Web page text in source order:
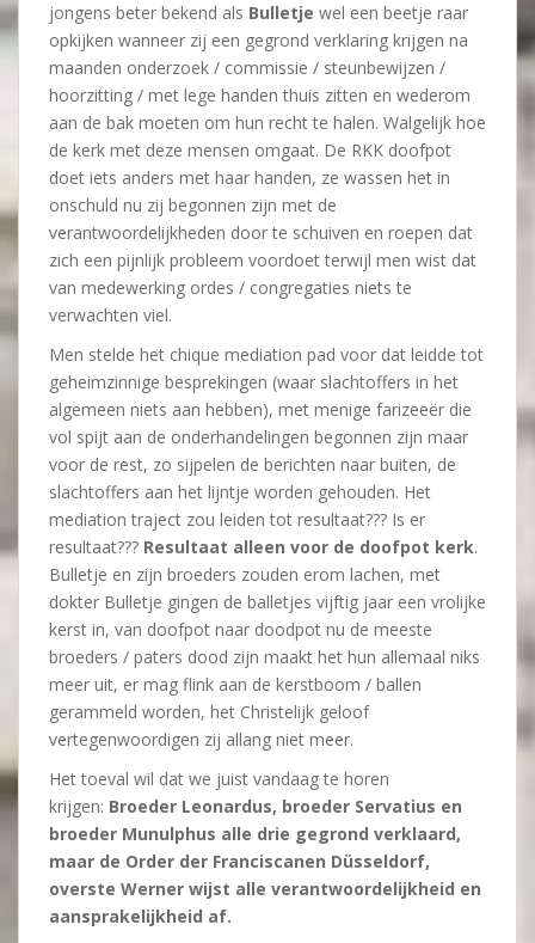
jongens beter bekend als Bulletje wel een beetje raar
opkijken wanneer zij een gegrond verklaring krijgen na
maanden onderzoek / commissie / steunbewijzen /
hoorzitting / met lege handen thuis zitten en wederom
aan de bak moeten om hun recht te halen. Walgelijk hoe
de kerk met deze mensen omgaat. De RKK doofpot
doet iets anders met haar handen, ze wassen het in
onschuld nu zij begonnen zijn met de
verantwoordelijkheden door te schuiven en roepen dat
zich een pijnlijk probleem voordoet terwijl men wist dat
van medewerking ordes / congregaties niets te
verwachten viel.
Men stelde het chique mediation pad voor dat leidde tot
geheimzinnige besprekingen (waar slachtoffers in het
algemeen niets aan hebben), met menige farizeeër die
vol spijt aan de onderhandelingen begonnen zijn maar
voor de rest, zo sijpelen de berichten naar buiten, de
slachtoffers aan het lijntje worden gehouden. Het
mediation traject zou leiden tot resultaat??? Is er
resultaat??? Resultaat alleen voor de doofpot kerk.
Bulletje en zijn broeders zouden erom lachen, met
dokter Bulletje gingen de balletjes vijftig jaar een vrolijke
kerst in, van doofpot naar doodpot nu de meeste
broeders / paters dood zijn maakt het hun allemaal niks
meer uit, er mag flink aan de kerstboom / ballen
gerammeld worden, het Christelijk geloof
vertegenwoordigen zij allang niet meer.
Het toeval wil dat we juist vandaag te horen
krijgen: Broeder Leonardus, broeder Servatius en
broeder Munulphus alle drie gegrond verklaard,
maar de Order der Franciscanen Düsseldorf,
overste Werner wijst alle verantwoordelijkheid en
aansprakelijkheid af.